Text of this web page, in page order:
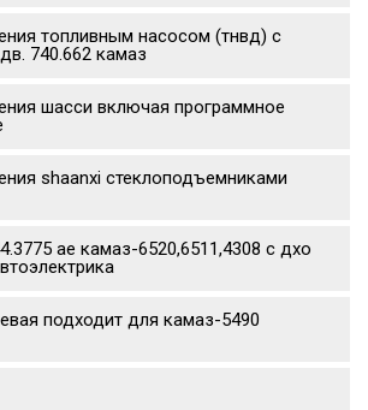
топливным насосом (тнвд) с
740.662 камаз
шасси включая программное
shaanxi стеклоподъемниками
ae камаз-6520,6511,4308 с дхо
подходит для камаз-5490